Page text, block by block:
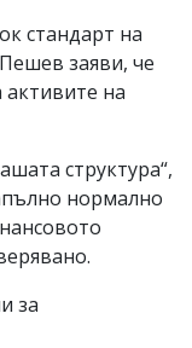
стандарт на
заяви, че
на
структура“,
нормално
за